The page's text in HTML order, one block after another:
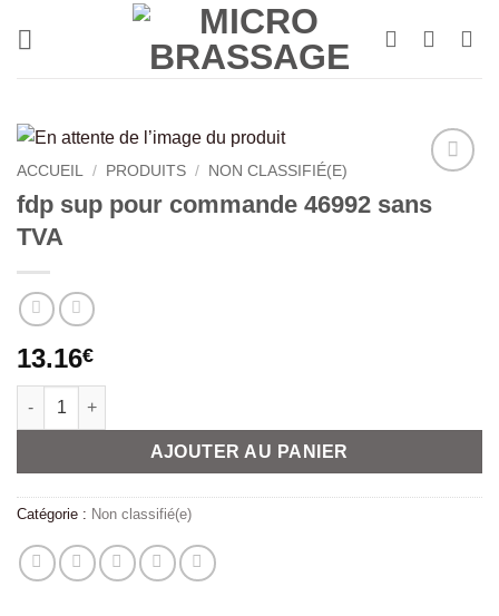
ACCUEIL / PRODUITS / NON CLASSIFIÉ(E)
fdp sup pour commande 46992 sans
TVA
13.16€
quantité de fdp sup pour commande 46992 sans TVA
AJOUTER AU PANIER
Alternative:
Catégorie : Non classifié(e)